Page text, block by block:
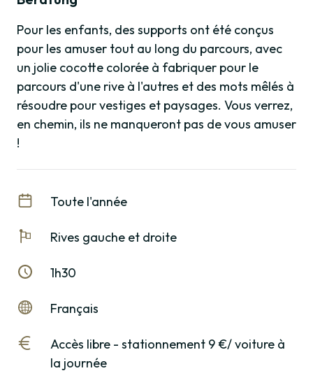
Pour les enfants, des supports ont été conçus
pour les amuser tout au long du parcours, avec
un jolie cocotte colorée à fabriquer pour le
parcours d'une rive à l'autres et des mots mêlés à
résoudre pour vestiges et paysages. Vous verrez,
en chemin, ils ne manqueront pas de vous amuser
!
Toute l'année
Rives gauche et droite
1h30
Français
Accès libre - stationnement 9 €/ voiture à
la journée